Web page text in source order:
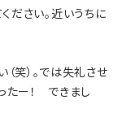
ださい。近いうちに
笑）。では失礼させ
たー！ できまし